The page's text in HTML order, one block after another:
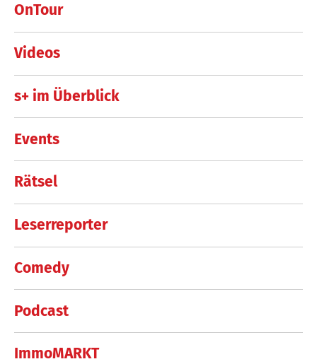
OnTour
Videos
s+ im Überblick
Events
Rätsel
Leserreporter
Comedy
Podcast
ImmoMARKT